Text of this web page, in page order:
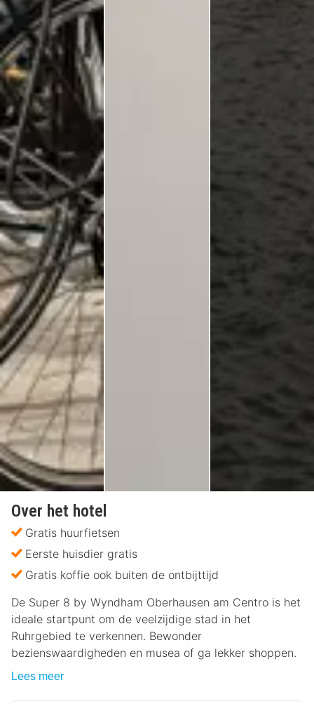
Over het hotel
Gratis huurfietsen
Eerste huisdier gratis
Gratis koffie ook buiten de ontbijttijd
De Super 8 by Wyndham Oberhausen am Centro is het
ideale startpunt om de veelzijdige stad in het
Ruhrgebied te verkennen. Bewonder
bezienswaardigheden en musea of ga lekker shoppen.
Lees meer